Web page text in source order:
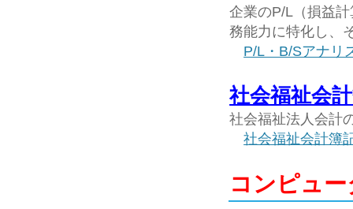
企業のP/L（損益
務能力に特化し、
P/L・B/Sアナリ
社会福祉会
社会福祉法人会計
社会福祉会計簿
コンピュ